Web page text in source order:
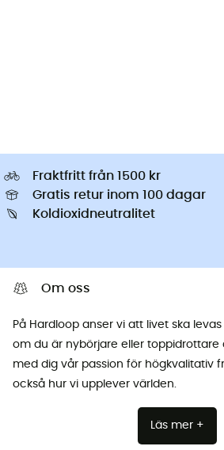
Fraktfritt från 1500 kr
Gratis retur inom 100 dagar
Koldioxidneutralitet
Om oss
På Hardloop anser vi att livet ska
om du är nybörjare eller toppidrottare
med dig vår passion för högkvalitativ
också hur vi upplever världen.
Läs mer +